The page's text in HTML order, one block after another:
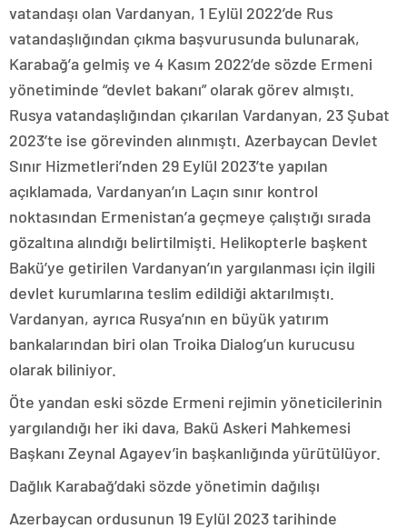
vatandaşı olan Vardanyan, 1 Eylül 2022’de Rus
vatandaşlığından çıkma başvurusunda bulunarak,
Karabağ’a gelmiş ve 4 Kasım 2022’de sözde Ermeni
yönetiminde “devlet bakanı” olarak görev almıştı.
Rusya vatandaşlığından çıkarılan Vardanyan, 23 Şubat
2023’te ise görevinden alınmıştı. Azerbaycan Devlet
Sınır Hizmetleri’nden 29 Eylül 2023’te yapılan
açıklamada, Vardanyan’ın Laçın sınır kontrol
noktasından Ermenistan’a geçmeye çalıştığı sırada
gözaltına alındığı belirtilmişti. Helikopterle başkent
Bakü’ye getirilen Vardanyan’ın yargılanması için ilgili
devlet kurumlarına teslim edildiği aktarılmıştı.
Vardanyan, ayrıca Rusya’nın en büyük yatırım
bankalarından biri olan Troika Dialog’un kurucusu
olarak biliniyor.
Öte yandan eski sözde Ermeni rejimin yöneticilerinin
yargılandığı her iki dava, Bakü Askeri Mahkemesi
Başkanı Zeynal Agayev’in başkanlığında yürütülüyor.
Dağlık Karabağ’daki sözde yönetimin dağılışı
Azerbaycan ordusunun 19 Eylül 2023 tarihinde